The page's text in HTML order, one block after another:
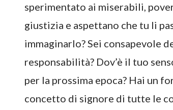
sperimentato ai miserabili,
giustizia e aspettano che tu li
immaginarlo? Sei consapevole
responsabilità? Dov’è il tuo
per la prossima epoca? Hai un
concetto di signore di tutte le